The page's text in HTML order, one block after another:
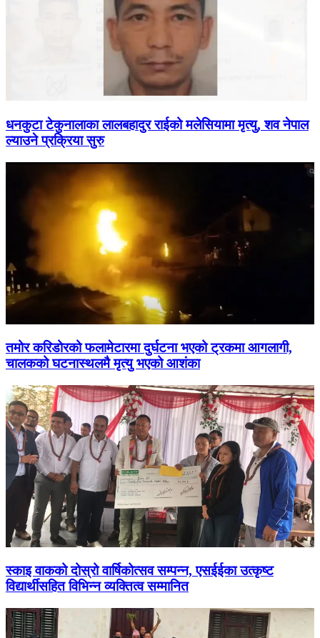
धनकुटा टेकुनालाका लालबहादुर राईको मलेसियामा मृत्यु, शव नेपाल
ल्याउने प्रक्रिया सुरु
तमोर करिडोरको फलामेटारमा दुर्घटना भएको ट्रकमा आगलागी,
चालकको घटनास्थलमै मृत्यु भएको आशंका
स्काइ वाकको दोस्रो वार्षिकोत्सव सम्पन्न, एसईईका उत्कृष्ट
विद्यार्थीसहित विभिन्न व्यक्तित्व सम्मानित